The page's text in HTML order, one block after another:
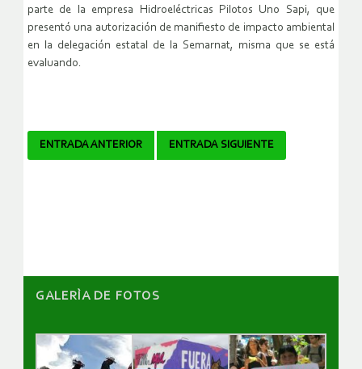
parte de la empresa Hidroeléctricas Pilotos Uno Sapi, que
presentó una autorización de manifiesto de impacto ambiental
en la delegación estatal de la Semarnat, misma que se está
evaluando.
Navegador
ENTRADA ANTERIOR ENTRADA SIGUIENTE
GALERÌA DE FOTOS